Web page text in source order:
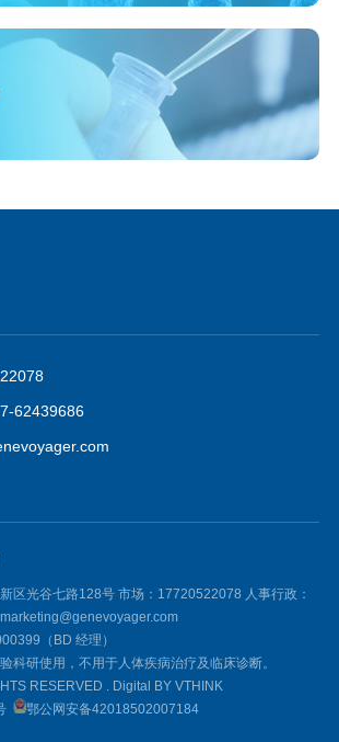
62439686
区光谷七路128号 市场：17720522078 人事行政：
（BD 经理）
科研使用，不用于人体疾病治疗及临床诊断。
RESERVED . Digital BY VTHINK
鄂公网安备42018502007184